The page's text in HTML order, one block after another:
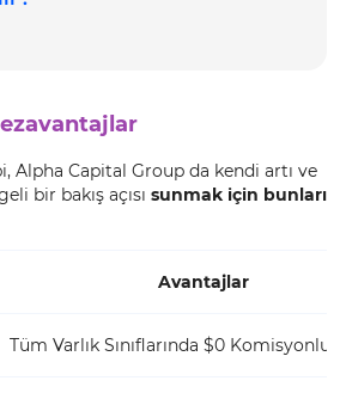
Alpha Capital Group da kendi artı ve
bir bakış açısı sunmak için bunları
Avantajlar
Tüm Varlık Sınıflarında $0 Komisyonlu